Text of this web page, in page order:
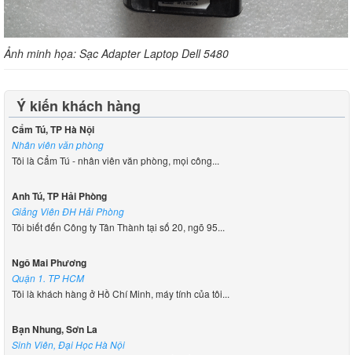
Ảnh minh họa: Sạc Adapter Laptop Dell 5480
Ý kiến khách hàng
Cẩm Tú, TP Hà Nội
Nhân viên văn phòng
Tôi là Cẩm Tú - nhân viên văn phòng, mọi công...
Anh Tú, TP Hải Phòng
Giảng Viên ĐH Hải Phòng
Tôi biết đến Công ty Tân Thành tại số 20, ngõ 95...
Ngô Mai Phương
Quận 1. TP HCM
Tôi là khách hàng ở Hồ Chí Minh, máy tính của tôi...
Bạn Nhung, Sơn La
Sinh Viên, Đại Học Hà Nội